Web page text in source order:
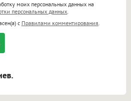
<i>, <em>, <s>, <big>,
<pre>, <ul>, <ol>, <li>,
экранирует HTML,
становятся
img] будет
моих персональных данных на
персональных данных
с Правилами комментирования